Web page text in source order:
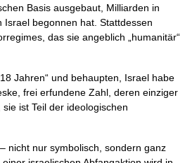
Basis ausgebaut, Milliarden in
begonnen hat. Stattdessen
das sie angeblich „humanitär“
Jahren“ und behaupten, Israel habe
frei erfundene Zahl, deren einziger
ist Teil der ideologischen
nicht nur symbolisch, sondern ganz